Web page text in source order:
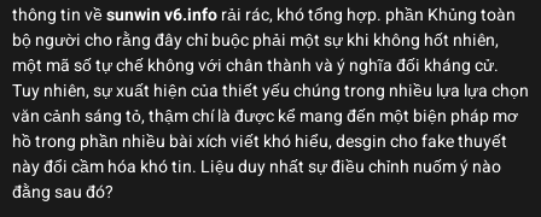
thông tin vềsunwin v6.inforải rác, khó tổng hợp. phần Khủng toàn
bộ người cho rằng đây chỉ buộc phải một sự khi không hốt nhiên,
một mã số tự chế không với chân thành và ý nghĩa đối kháng cử.
Tuy nhiên, sự xuất hiện của thiết yếu chúng trong nhiều lựa lựa chọn
văn cảnh sáng tỏ, thậm chí là được kể mang đến một biện pháp mơ
hồ trong phần nhiều bài xích viết khó hiểu, desgin cho fake thuyết
này đổi cầm hóa khó tin. Liệu duy nhất sự điều chỉnh nuốm ý nào
đằng sau đó?